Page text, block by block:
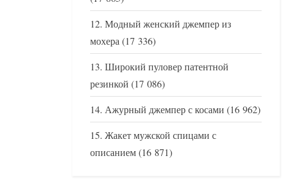
Модный женский джемпер из
мохера(17 336)
Широкий пуловер патентной
резинкой (17 086)
Ажурный джемпер с косами (16 962)
Жакет мужской спицами с
описанием(16 871)